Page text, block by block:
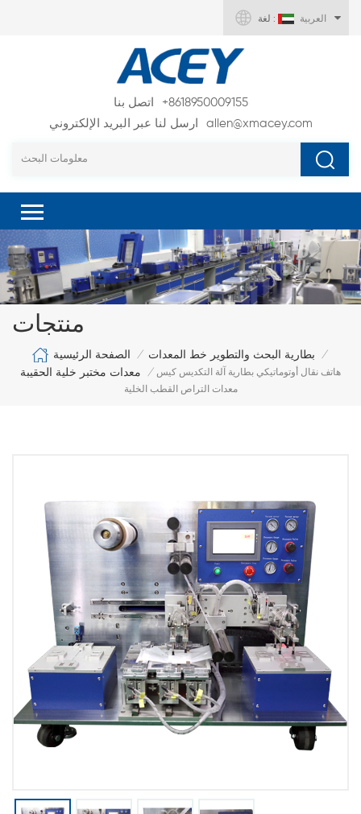
لغة : العربية
اتصل بنا
+8618950009155
ارسل لنا عبر البريد الإلكتروني
allen@xmacey.com
منتجات
الصفحة الرئيسية / بطارية البحث والتطوير خط المعدات /
معدات مختبر خلية الحقيبة / هاتف نقال أوتوماتيكي بطارية آلة التكديس كيس
معدات التراص القطب الخلية